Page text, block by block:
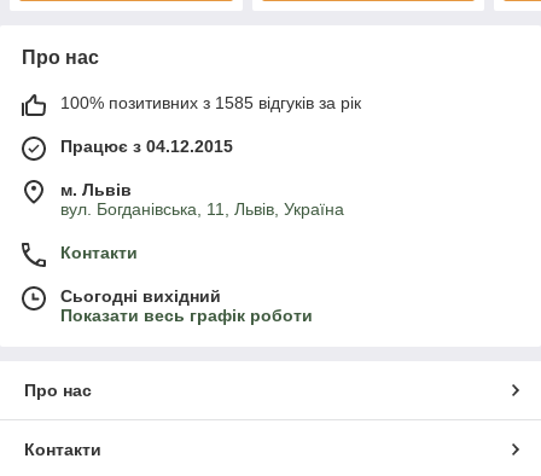
Про нас
100% позитивних з 1585 відгуків за рік
Працює з 04.12.2015
м. Львів
вул. Богданівська, 11, Львів, Україна
Контакти
Сьогодні вихідний
Показати весь графік роботи
Про нас
Контакти